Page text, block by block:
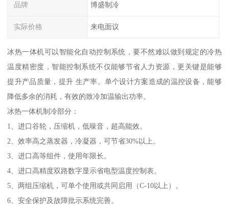
品牌 博盛制冷
实际价格 来电面议
冰热一体机可以智能化自动控制系统，要不然难以做到规定的冷热
温度精密度，智能控制系统不仅能够节省人力资源，更关键是能够
提升产品质量，提升 生产率。单个设计方案造成的温控设备，能够
降低多余的消耗，有效的致冷加温输出功率。
冰热一体机制冷部分：
1、进口谷轮，压缩机，低噪音，超高能效。
2、效率高之蒸发器，冷凝器，可节省30%以上。
3、进口高等组件，使用年限长。
4、进口高精度双路数字显示省电型温度控制表。
5、两组压缩机，可单个使用或共同启用（C-10以上）。
6、安全保护及故障批示系统完善。